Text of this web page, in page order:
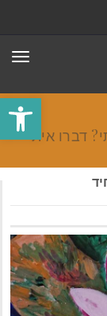
פתח
דברו איתי